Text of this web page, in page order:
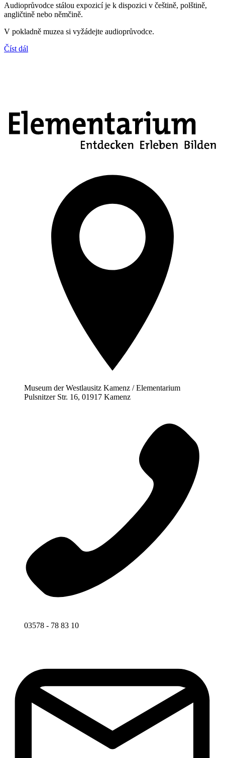
Audioprůvodce stálou expozicí je k dispozici v češtině, polštině,
angličtině nebo němčině.
V pokladně muzea si vyžádejte audioprůvodce.
Číst dál
Museum der Westlausitz Kamenz / Elementarium
Pulsnitzer Str. 16, 01917 Kamenz
03578 - 78 83 10